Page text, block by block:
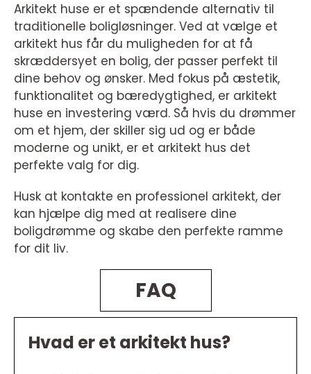
Arkitekt huse er et spændende alternativ til
traditionelle boligløsninger. Ved at vælge et
arkitekt hus får du muligheden for at få
skræddersyet en bolig, der passer perfekt til
dine behov og ønsker. Med fokus på æstetik,
funktionalitet og bæredygtighed, er arkitekt
huse en investering værd. Så hvis du drømmer
om et hjem, der skiller sig ud og er både
moderne og unikt, er et arkitekt hus det
perfekte valg for dig.
Husk at kontakte en professionel arkitekt, der
kan hjælpe dig med at realisere dine
boligdrømme og skabe den perfekte ramme
for dit liv.
FAQ
Hvad er et arkitekt hus?